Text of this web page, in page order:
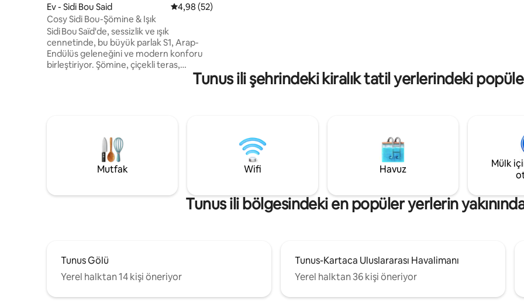
Ev - Sidi Bou Said 5 üzerinden ortalama 4,98 puan, 52 değerlendirme
4,98 (52)
Cosy Sidi Bou-Şömine & Işık
Sidi Bou Saïd'de, sessizlik ve ışık
cennetinde, bu büyük parlak S1, Arap-
Endülüs geleneğini ve modern konforu
birleştiriyor. Şömine, çiçekli teras,
kemerler, zelliges ve el yapımı mobilyalar
benzersiz bir atmosfer yaratıyor. Tam
sokaklar, kafeler, deniz ve yerel lezzetler.
Yaratmak, enerji toplamak, kaçmak veya
sadece nefes almak için idealdir.
konaklamanın keyfini çıkarmak
Tunus ili şehrindeki kiralık tatil yerlerindeki
Mutfak Wifi Havuz
Mülk
Tunus ili bölgesindeki en popüler yerlerin
Tunus Gölü
Yerel halktan 14 kişi öneriyor
Tunus-Kartaca Uluslararası Havalimanı
Yerel halktan 36 kişi öneriyor